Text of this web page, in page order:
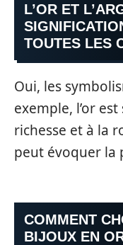
L’OR ET
TOUTES LES
Oui, les
exemple, l’or
richesse et à la
peut évoquer la
COMMENT
BIJOUX EN